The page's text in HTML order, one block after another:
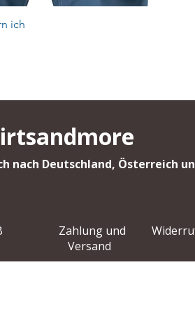
Schnellansicht
ich
nach Deutschland, Österreich
Zahlung und
Versand